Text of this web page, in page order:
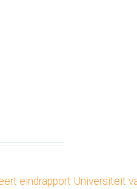
eindrapport Universiteit